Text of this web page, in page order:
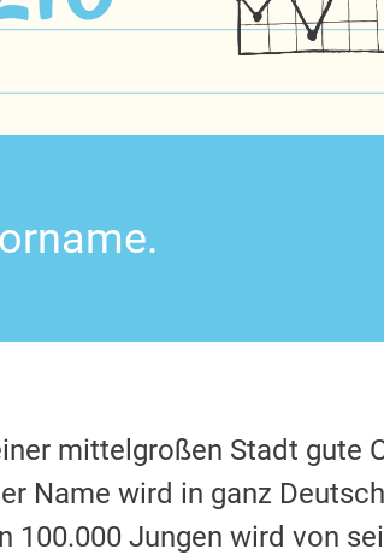
mittelgroßen Stadt gute
Name wird in ganz
100.000 Jungen wird von